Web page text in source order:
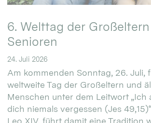
6. Welttag der
Senioren
24. Juli 2026
Am kommenden Sonntag, 26. Juli,
weltweite Tag der Großeltern und
Menschen unter dem Leitwort „Ich
dich niemals vergessen (Jes